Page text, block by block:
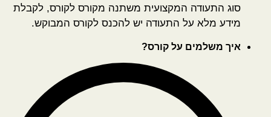
סוג התעודה המקצועית משתנה מקורס לקורס, לקבלת
מידע מלא על התעודה יש להכנס לקורס המבוקש.
איך משלמים על קורס?